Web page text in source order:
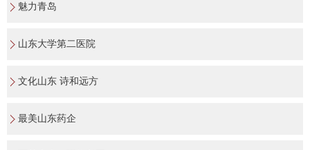
魅力青岛
山东大学第二医院
文化山东 诗和远方
最美山东药企